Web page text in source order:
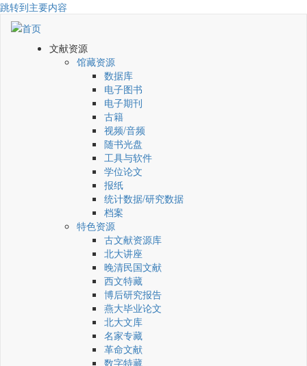
跳转到主要内容
文献资源
馆藏资源
数据库
电子图书
电子期刊
古籍
视频/音频
随书光盘
工具与软件
学位论文
报纸
统计数据/研究数据
档案
特色资源
古文献资源库
北大讲座
晚清民国文献
西文特藏
博后研究报告
燕大毕业论文
北大文库
名家专藏
革命文献
数字特藏